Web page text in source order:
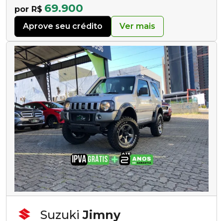
por R$ 69.900
Aprove seu crédito Ver mais
SuzukiJimny